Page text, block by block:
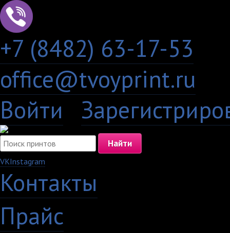
+7 (8482) 63-17-53
office@tvoyprint.ru
Войти
VKInstagram
Контакты
Прайс